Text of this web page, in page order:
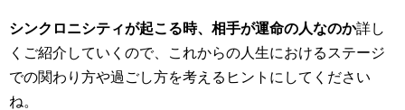
シンクロニシティが起こる時、相手が運命の人なのか詳し
くご紹介していくので、これからの人生におけるステージ
での関わり方や過ごし方を考えるヒントにしてください
ね。